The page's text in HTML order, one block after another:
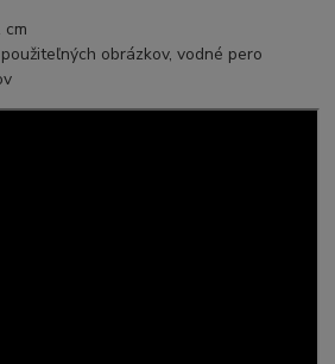
cm
obrázkov, vodné pero